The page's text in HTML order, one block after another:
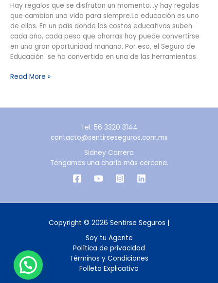
Hay regalos que se disfrutan un momento…y hay regalos
que cambian una vida para siempre.La educación es uno
de ellos. En un país donde los costos educativos suben
cada año, cada peso que ahorras hoy puede convertirse
en una gran oportunidad mañana. Por eso, el Seguro de
Educación se ha convertido en una de las herramientas
Read More »
Tel: 56 3320 3144
contacto@sentirseseguros.com.mx
Sidney Carrera
Tengamos una charla más cercana.
Copyright © 2026 Sentirse Seguros |
Soy tu Agente
Política de privacidad
Términos y Condiciones
Folleto Explicativo